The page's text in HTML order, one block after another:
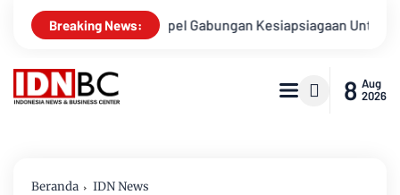
Breaking News:
Apel Gabungan Kesiapsiagaan Untuk Menanggulangi
8 Aug
2026
Beranda IDN News